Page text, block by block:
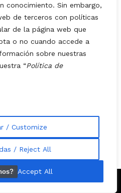
conocimiento. Sin embargo,
de terceros con políticas
de la página web que
o no cuando accede a
sobre nuestras
“Política de
/ Customize
/ Reject All
/ Accept All
contra trenes en
plaga de chinches en